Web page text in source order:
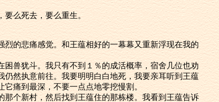
么死去，要么重生。
的悲痛感觉。和王蕴相好的一幕幕又重新浮现在我的
兽犹斗。我只有不到１％的成活概率，宿舍几位也劝
然执意前往。我要明明白白地死，我要亲耳听到王蕴
它痛到最深，不要一点点地零挖慢割。
个新村，然后找到王蕴住的那栋楼。我看到王蕴告诉